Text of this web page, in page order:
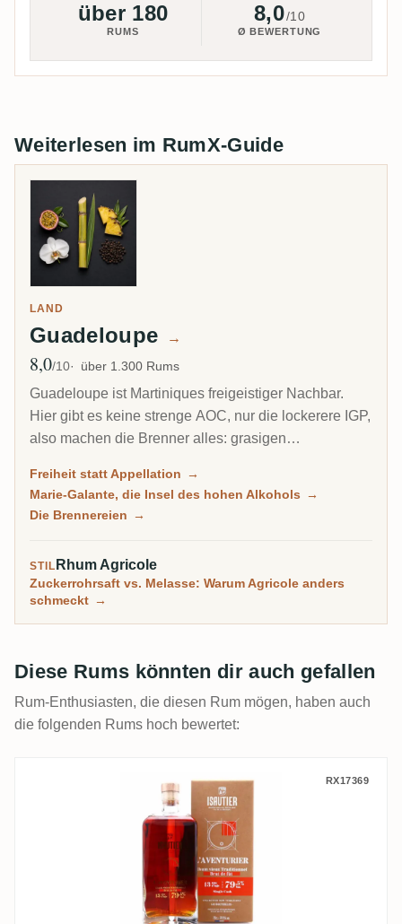
über 180
RUMS
8,0/10
Ø BEWERTUNG
Weiterlesen im RumX-Guide
LAND
Guadeloupe →
Ø Bewertung
8,0/10 über 1.300 Rums
Guadeloupe ist Martiniques freigeistiger Nachbar.
Hier gibt es keine strenge AOC, nur die lockerere IGP,
also machen die Brenner alles: grasigen
Traditionnel und auf der kleinen Insel Marie-Galante
einige der kraftvollsten Rums der Karibik.
Freiheit statt Appellation →
Marie-Galante, die Insel des hohen Alkohols →
Die Brennereien →
STIL Rhum Agricole
Zuckerrohrsaft vs. Melasse: Warum Agricole anders
schmeckt →
Diese Rums könnten dir auch gefallen
Rum-Enthusiasten, die diesen Rum mögen, haben auch
die folgenden Rums hoch bewertet:
Isautier L’Aventurier Rhum VieuxRX17369